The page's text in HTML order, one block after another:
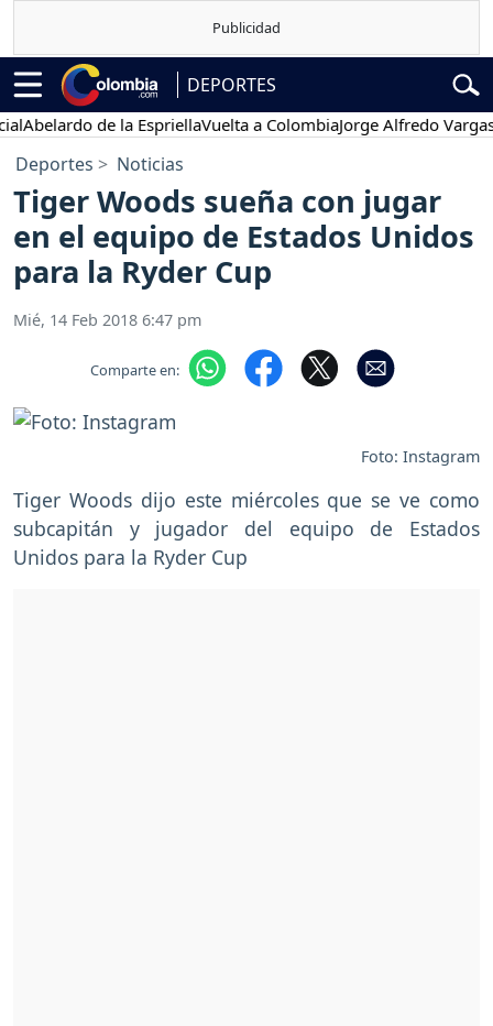
DEPORTES
de la EspriellaVuelta a ColombiaJorge Alfredo Vargas
Deportes Noticias
Tiger Woods sueña con jugar
en el equipo de Estados Unidos
para la Ryder Cup
Mié, 14 Feb 2018 6:47 pm
Comparte en:
Foto: Instagram
Tiger Woods dijo este miércoles que se ve como
subcapitán y jugador del equipo de Estados
Unidos para la Ryder Cup